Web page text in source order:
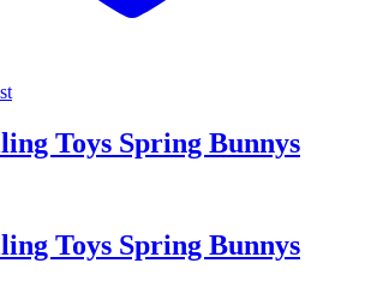
Toys Spring Bunnys
Toys Spring Bunnys